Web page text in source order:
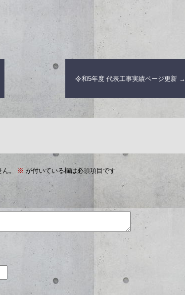
令和5年度 代表工事実績ページ更新 →
。 ※ が付いている欄は必須項目です